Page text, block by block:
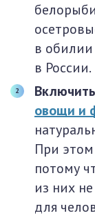
в
в России.
овощи и
При
потому
из них
для